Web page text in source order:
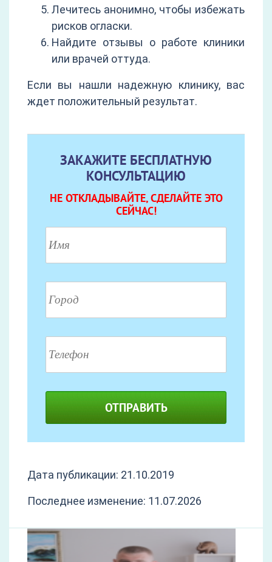
Лечитесь анонимно, чтобы избежать
рисков огласки.
Найдите отзывы о работе клиники
или врачей оттуда.
Если вы нашли надежную клинику, вас
ждет положительный результат.
ЗАКАЖИТЕ БЕСПЛАТНУЮ
КОНСУЛЬТАЦИЮ
НЕ ОТКЛАДЫВАЙТЕ, СДЕЛАЙТЕ ЭТО
СЕЙЧАС!
ОТПРАВИТЬ
Дата публикации: 21.10.2019
Последнее изменение: 11.07.2026